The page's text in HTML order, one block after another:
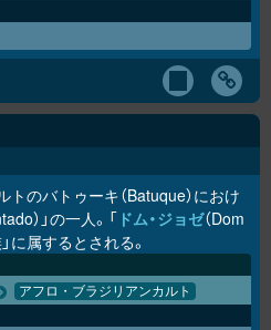
トのバトゥーキ（Batuque）におけ
）」の一人。「 ドム・ジョゼ（Dom
に属するとされる。
アフロ・ブラジリアンカルト